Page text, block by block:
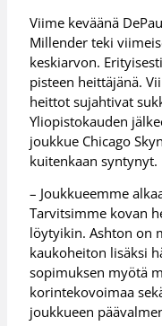
Viime keväänä
Millender teki
keskiarvon.
pisteen heittäjänä.
heittot sujahtivat
Yliopistokauden
joukkue Chicago
kuitenkaan syntynyt.
– Joukkueemme
Tarvitsimme kovan
löytyikin. Ashton on
kaukoheiton lisäksi
sopimuksen myötä
korintekovoimaa
joukkueen